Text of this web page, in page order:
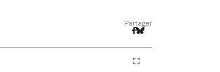
Partager